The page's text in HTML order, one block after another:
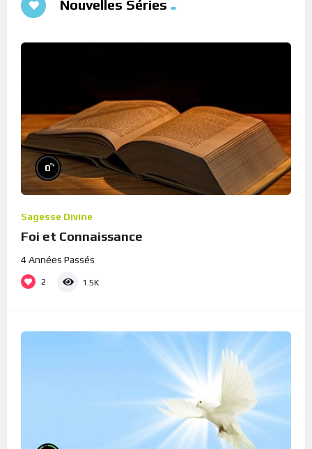
Nouvelles Séries
0%
Sagesse Divine
Foi et Connaissance
4 Années Passés
2 1.5K